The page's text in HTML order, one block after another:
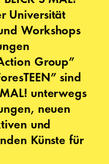
Universität
Workshops
Group”
sind
unterwegs
neuen
und
Künste für